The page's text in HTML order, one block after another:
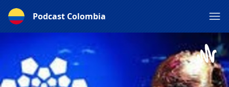
Podcast Colombia